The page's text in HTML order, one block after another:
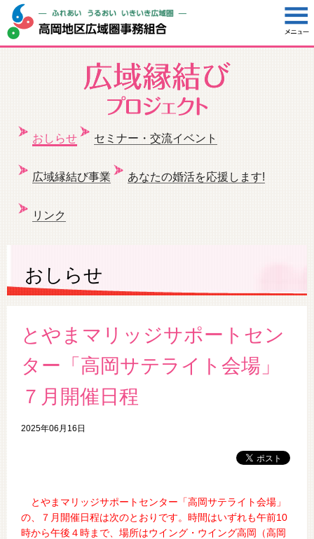
おしらせ セミナー・交流イベント
広域縁結び事業 あなたの婚活を応援します!
リンク
おしらせ
とやまマリッジサポートセン
ター「高岡サテライト会場」
７月開催日程
2025年06月16日
とやまマリッジサポートセンター「高岡サテライト会場」
の、７ 月開催日程は次のとおりです。時間はいずれも午前10
時から午後４時まで、場所はウイング・ウイング高岡（高岡